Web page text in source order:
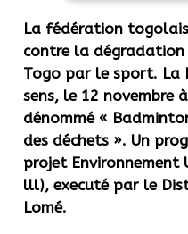
La fédération
contre la dégradation
Togo par le sport. La
sens, le 12 novembre
dénommé «
des déchets ». Un
projet Environnement
lll), executé par le
Lomé.